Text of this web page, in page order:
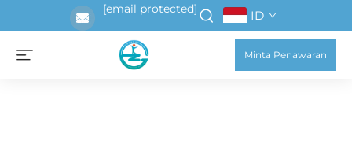
[email protected] ID
Minta Penawaran